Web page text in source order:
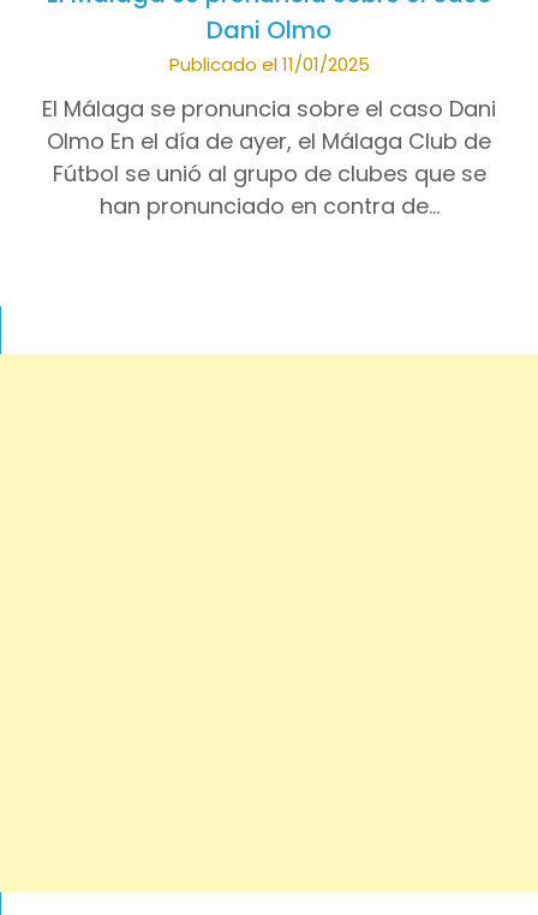
Dani Olmo
Publicado el 11/01/2025
El Málaga se pronuncia sobre el caso Dani
Olmo En el día de ayer, el Málaga Club de
Fútbol se unió al grupo de clubes que se
han pronunciado en contra de…